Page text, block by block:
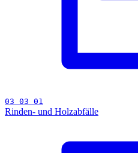
03 03 01
Rinden- und Holzabfälle